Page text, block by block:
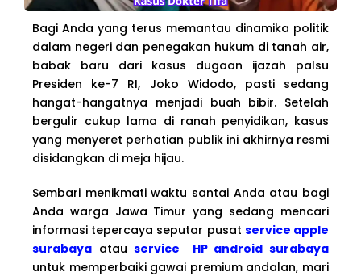
Bagi Anda yang terus memantau dinamika politik
dalam negeri dan penegakan hukum di tanah air,
babak baru dari kasus dugaan ijazah palsu
Presiden ke-7 RI, Joko Widodo, pasti sedang
hangat-hangatnya menjadi buah bibir. Setelah
bergulir cukup lama di ranah penyidikan, kasus
yang menyeret perhatian publik ini akhirnya resmi
disidangkan di meja hijau.
Sembari menikmati waktu santai Anda atau bagi
Anda warga Jawa Timur yang sedang mencari
informasi tepercaya seputar pusat service apple
surabaya atauservice HP android surabaya
untuk memperbaiki gawai premium andalan, mari